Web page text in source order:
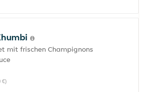
mit frischen Champignons
€)